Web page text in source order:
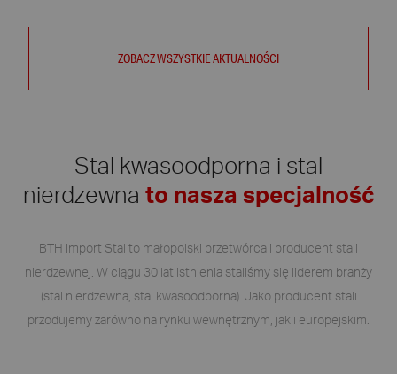
ZOBACZ WSZYSTKIE AKTUALNOŚCI
Stal kwasoodporna i stal
nierdzewna to nasza specjalność
BTH Import Stal to małopolski przetwórca i producent stali
nierdzewnej. W ciągu 30 lat istnienia staliśmy się liderem branży
(stal nierdzewna, stal kwasoodporna). Jako producent stali
przodujemy zarówno na rynku wewnętrznym, jak i europejskim.